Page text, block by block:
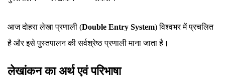
आज दोहरा लेखा प्रणाली (Double Entry System) विश्वभर में प्रचलित
है और इसे पुस्तपालन की सर्वश्रेष्ठ प्रणाली माना जाता है।
लेखांकन का अर्थ एवं परिभाषा